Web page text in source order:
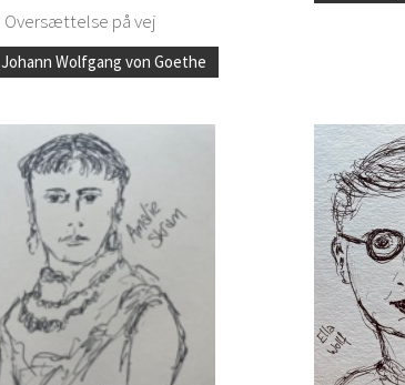
Oversættelse på vej
Johann Wolfgang von Goethe